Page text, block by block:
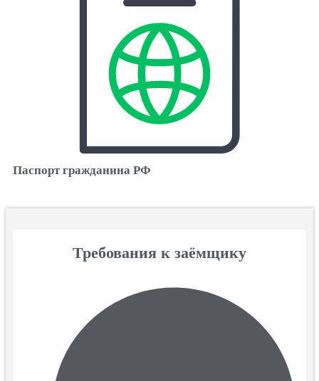
Паспорт гражданина РФ
Требования к заёмщику